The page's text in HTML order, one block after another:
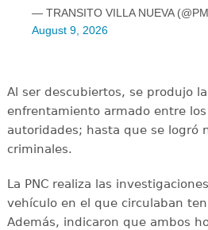
— TRANSITO VILLA NUEVA
August 9, 2026
Al ser descubiertos, se produjo
enfrentamiento armado entre
autoridades; hasta que se logró
criminales.
La PNC realiza las
vehículo en el que circulaban
Además, indicaron que ambos